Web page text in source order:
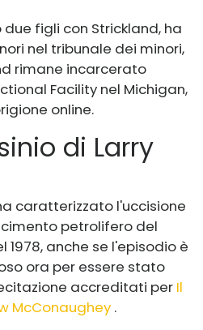
figli con Strickland, ha
nel tribunale dei minori,
rimane incarcerato
Facility nel Michigan,
online.
di Larry
caratterizzato l'uccisione
petrolifero del
1978, anche se l'episodio è
ora per essere stato
accreditati per Il
McConaughey .